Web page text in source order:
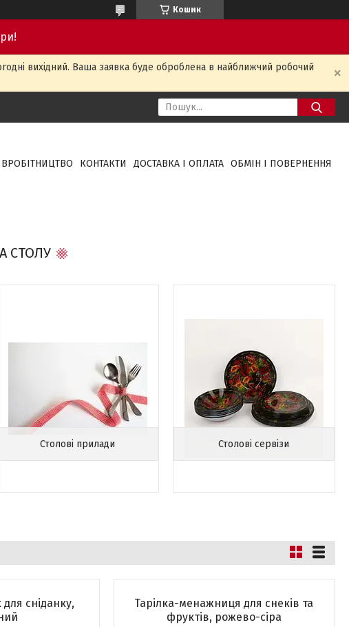
Кошик
вихідний. Ваша заявка буде оброблена в найближчий робочий
КОНТАКТИ ДОСТАВКА І ОПЛАТА ОБМІН І ПОВЕРНЕННЯ
СТОЛУ
Столові прилади Столові сервізи
сніданку,
Тарілка-менажниця для снеків та
фруктів, рожево-сіра